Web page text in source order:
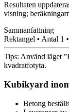
Resultaten
visning;
Sammanfattning
Rektangel • Antal 1
Tips: Använd läget
kvadratfotyta.
Kubikyard
Betong